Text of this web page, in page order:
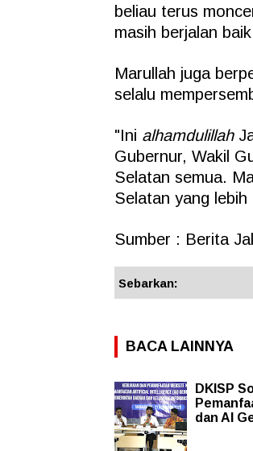
beliau terus
masih berjalan
Marullah juga
selalu
"Ini alhamdulillah
Gubernur, Wakil
Selatan semua.
Selatan yang
Sumber : Berita
Sebarkan:
BACA LAINNYA
DKISP
dan AI